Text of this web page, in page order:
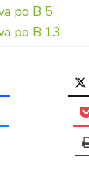
po B 5
po B 13